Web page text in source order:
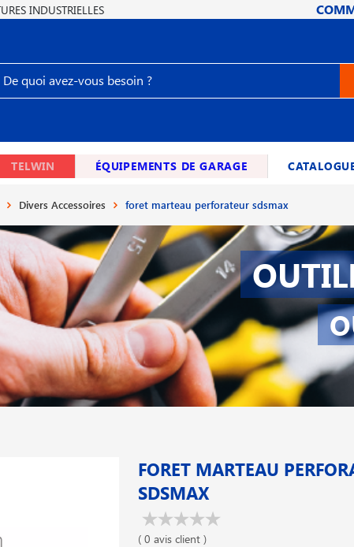
INDUSTRIELLES
TELWIN ÉQUIPEMENTS DE GARAGE
Divers Accessoires foret marteau perforateur sdsmax
FORET MARTEAU
SDSMAX
( 0 avis client )